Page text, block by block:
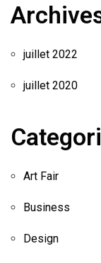
juillet 2022
juillet 2020
Art Fair
Business
Design